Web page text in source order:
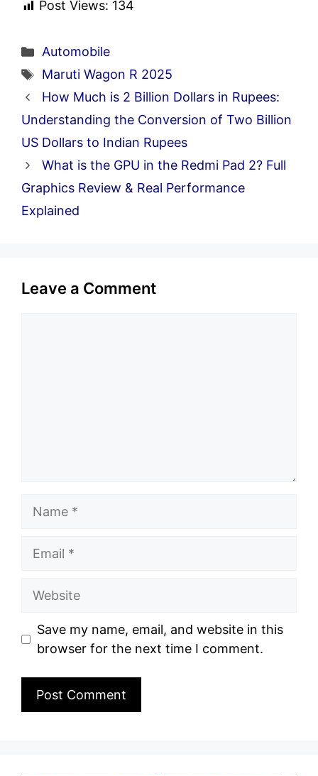
Post Views: 134
Categories
Automobile
Tags
Maruti Wagon R 2025
How Much is 2 Billion Dollars in Rupees:
Understanding the Conversion of Two Billion
US Dollars to Indian Rupees
What is the GPU in the Redmi Pad 2? Full
Graphics Review & Real Performance
Explained
Leave a Comment
Name
Email
Website
Save my name, email, and website in this
browser for the next time I comment.